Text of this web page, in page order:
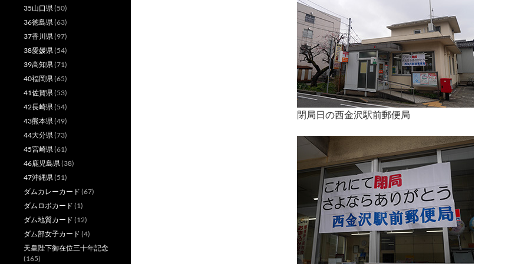
閉局日の西金沢駅前郵便局
35山口県(50)
36徳島県(63)
37香川県(97)
38愛媛県(54)
39高知県(71)
40福岡県(65)
41佐賀県(53)
42長崎県(54)
43熊本県(49)
44大分県(73)
45宮崎県(61)
46鹿児島県(38)
47沖縄県(51)
ダムカレーカード (67)
ダムロボカード (1)
ダム地質カード (12)
ダム部女子カード (4)
天皇陛下御在位三十年記念
(165)